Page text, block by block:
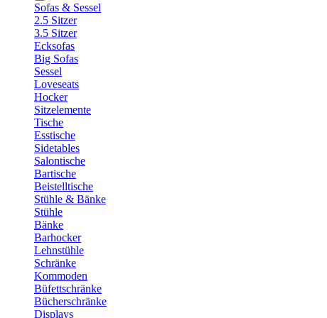
Sofas & Sessel
2.5 Sitzer
3.5 Sitzer
Ecksofas
Big Sofas
Sessel
Loveseats
Hocker
Sitzelemente
Tische
Esstische
Sidetables
Salontische
Bartische
Beistelltische
Stühle & Bänke
Stühle
Bänke
Barhocker
Lehnstühle
Schränke
Kommoden
Büfettschränke
Bücherschränke
Displays